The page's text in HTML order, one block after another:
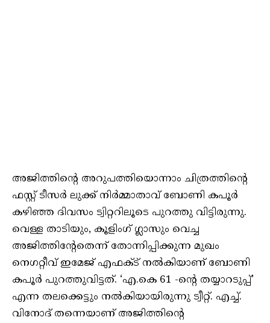
അജിത്തിന്റെ അറുപത്തിയൊന്നാം ചിത്രത്തിന്റെ
ഫസ്റ്റ് ടീസര്‍ ലുക്ക് നിർമ്മാതാവ് ബോണി കപൂർ
കഴിഞ്ഞ ദിവസം ട്വിറ്ററിലൂടെ പുറത്തു വിട്ടിരുന്നു.
വെള്ള താടിയും, കൂളിംഗ് ഗ്ലാസും വെച്ച
അജിത്തിന്റേതെന്ന് തോന്നിപ്പിക്കുന്ന മുഖം
നെഗറ്റീവ് ഇമേജ് എഫക്ട് നൽകിയാണ് ബോണി
കപൂര്‍ പുറത്തുവിട്ടത്. ‘എ.കെ 61 -ന്റെ തയ്യാറടുപ്പ്’
എന്ന തലക്കെട്ടും നൽകിയായിരുന്നു ട്വീറ്റ്. എച്ച്.
വിനോദ് തന്നെയാണ് അജിത്തിന്‍റെ